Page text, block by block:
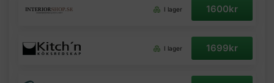
I lager 1600kr
I lager 1699kr